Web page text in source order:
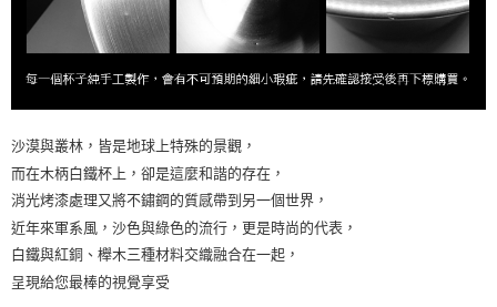
沙漠與叢林，皆是地球上特殊的景觀，
而在木柄白鐵杯上，卻是這麼和諧的存在，
消光烤漆處理又將不鏽鋼的質感帶到另一個世界，
近年來軍系風，沙色與綠色的流行，更是時尚的代表，
白鐵與紅銅、櫸木三種材料交織融合在一起，
呈現給您最棒的視覺享受